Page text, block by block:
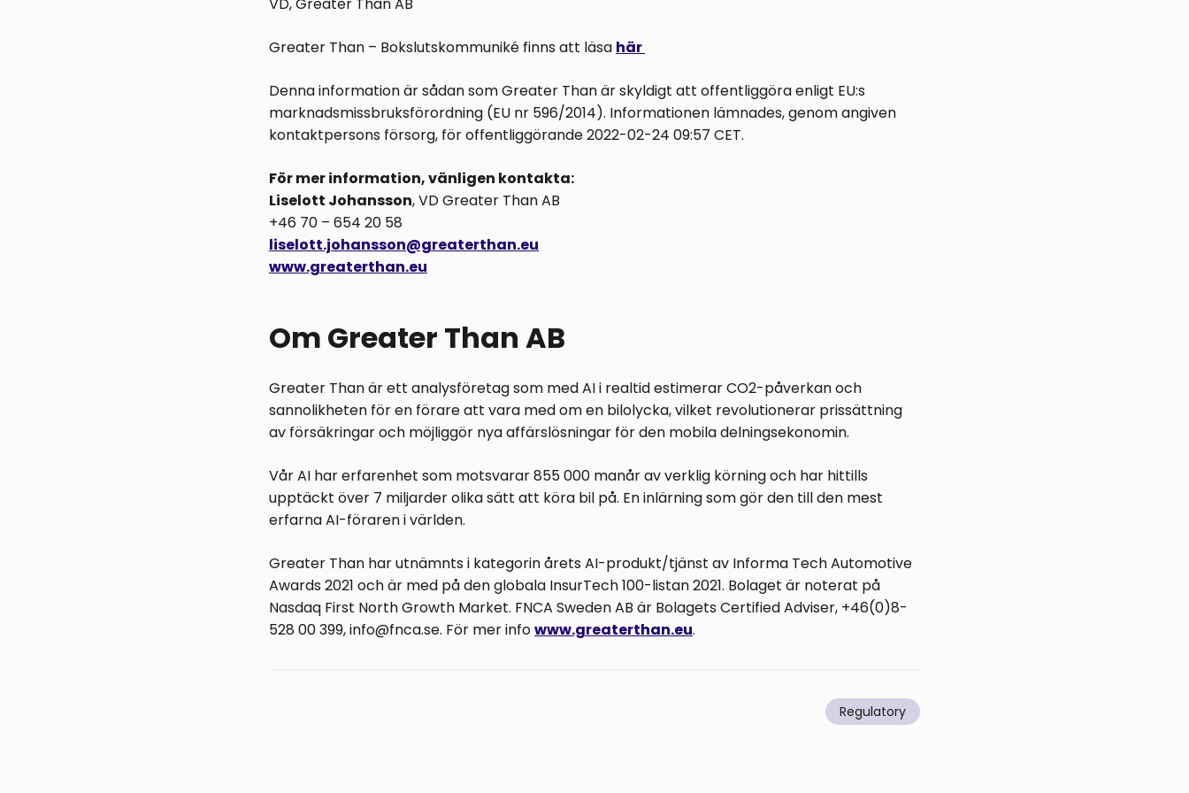
VD, Greater Than AB
Greater Than – Bokslutskommuniké finns att läsa här
Denna information är sådan som Greater Than är skyldigt att offentliggöra enligt EU:s
marknadsmissbruksförordning (EU nr 596/2014). Informationen lämnades, genom angiven
kontaktpersons försorg, för offentliggörande 2022-02-24 09:57 CET.
För mer information, vänligen kontakta:
Liselott Johansson, VD Greater Than AB
+46 70 – 654 20 58
liselott.johansson@greaterthan.eu
www.greaterthan.eu
Om Greater Than AB
Greater Than är ett analysföretag som med AI i realtid estimerar CO2-påverkan och
sannolikheten för en förare att vara med om en bilolycka, vilket revolutionerar prissättning
av försäkringar och möjliggör nya affärslösningar för den mobila delningsekonomin.
Vår AI har erfarenhet som motsvarar 855 000 manår av verklig körning och har hittills
upptäckt över 7 miljarder olika sätt att köra bil på. En inlärning som gör den till den mest
erfarna AI-föraren i världen.
Greater Than har utnämnts i kategorin årets AI-produkt/tjänst av Informa Tech Automotive
Awards 2021 och är med på den globala InsurTech 100-listan 2021. Bolaget är noterat på
Nasdaq First North Growth Market. FNCA Sweden AB är Bolagets Certified Adviser, +46(0)8-
528 00 399, info@fnca.se. För mer infowww.greaterthan.eu.
Regulatory